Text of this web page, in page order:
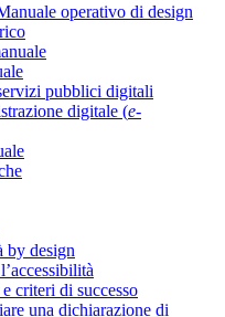
operativo di design
pubblici digitali
digitale (e-
by design
criteri di successo
una dichiarazione di